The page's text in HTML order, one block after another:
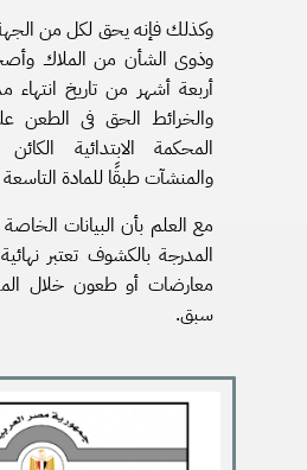
وكذلك فإنه يحق لكل من
وذوى الشأن من الملاك
أربعة أشهر من تاريخ
والخرائط الحق فى الطعن
المحكمة الابتدائية الكائن
والمنشآت طبقًا للمادة
مع العلم بأن البيانات
المدرجة بالكشوف تعتبر
معارضات أو طعون خلال
سبق.